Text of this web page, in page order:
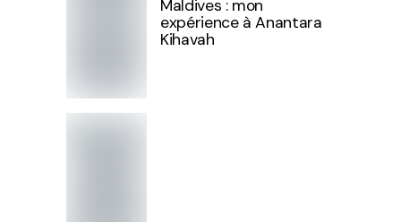
Maldives : mon
expérience à Anantara
Kihavah